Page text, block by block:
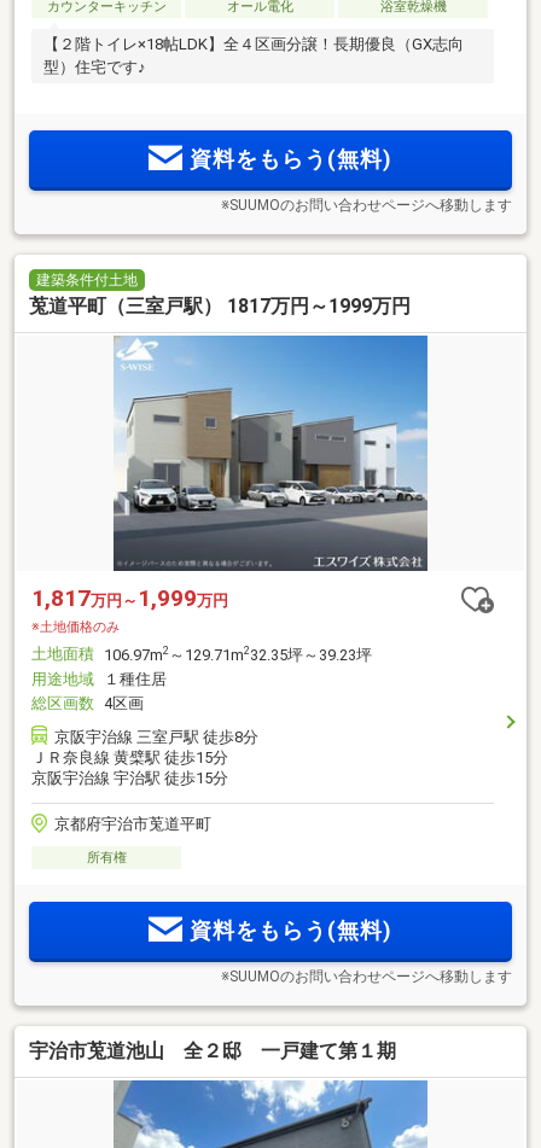
カウンターキッチン
オール電化 浴室乾燥機
【２階トイレ×18帖LDK】全４区画分譲！長期優良（GX志向
型）住宅です♪
資料をもらう(無料)
※SUUMOのお問い合わせページへ移動します
建築条件付土地
莵道平町（三室戸駅） 1817万円～1999万円
1,817万円～ 1,999万円
※土地価格のみ
土地面積 106.97m2 ～129.71m232.35坪～39.23坪
用途地域
１種住居
総区画数 4区画
京阪宇治線 三室戸駅 徒歩8分
ＪＲ奈良線 黄檗駅 徒歩15分
京阪宇治線 宇治駅 徒歩15分
京都府宇治市莵道平町
所有権
資料をもらう(無料)
※SUUMOのお問い合わせページへ移動します
宇治市莵道池山 全２邸 一戸建て第１期